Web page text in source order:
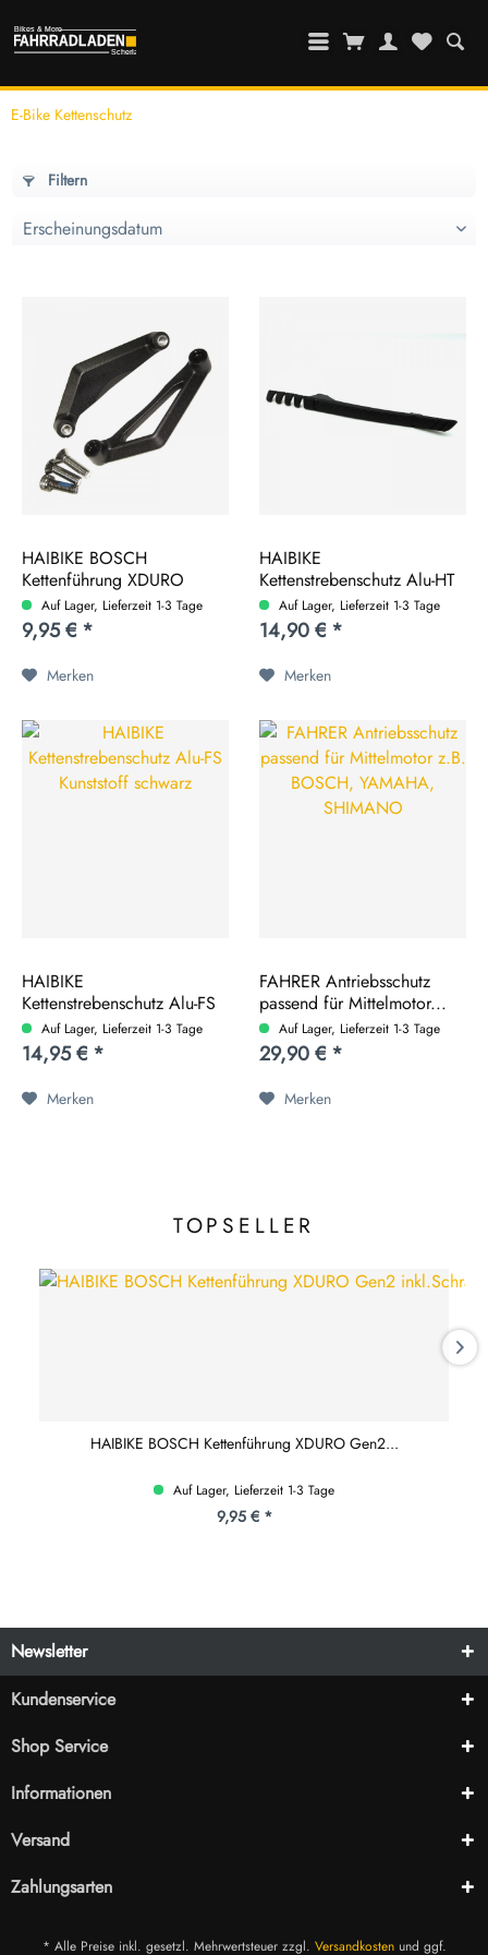
E-Bike Kettenschutz
Filtern
HAIBIKE BOSCH
Kettenführung XDURO
Gen2...
Auf Lager, Lieferzeit 1-3 Tage
9,95 € *
Merken
HAIBIKE
Kettenstrebenschutz Alu-HT
Kunststoff...
Auf Lager, Lieferzeit 1-3 Tage
14,90 € *
Merken
HAIBIKE
Kettenstrebenschutz Alu-FS
Kunststoff...
Auf Lager, Lieferzeit 1-3 Tage
14,95 € *
Merken
FAHRER Antriebsschutz
passend für Mittelmotor...
Auf Lager, Lieferzeit 1-3 Tage
29,90 € *
Merken
TOPSELLER
HAIBIKE BOSCH Kettenführung XDURO Gen2...
Auf Lager, Lieferzeit 1-3 Tage
9,95 € *
Newsletter
Kundenservice
Shop Service
Informationen
Versand
Zahlungsarten
* Alle Preise inkl. gesetzl. Mehrwertsteuer zzgl. Versandkostenund ggf.